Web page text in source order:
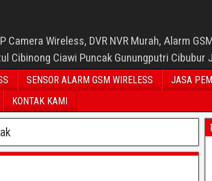
Wireless, DVR NVR Murah, Alarm
Cibinong Ciawi Puncak Gunungputri Cibubur
SENSOR ALARM GSM WIRELESS
JASA
KONTAK KAMI